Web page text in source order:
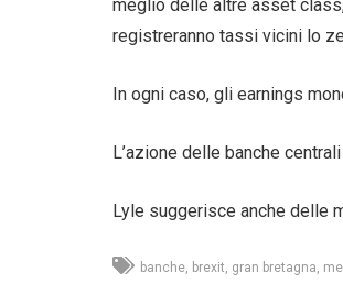
meglio delle altre asset
registreranno tassi vicini lo
In ogni caso, gli earnings
L’azione delle banche
Lyle suggerisce anche delle
banche brexit gran bretagna